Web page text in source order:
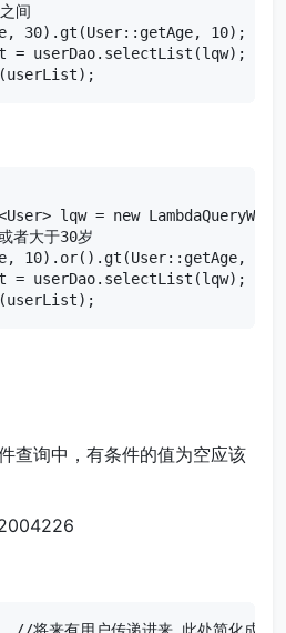
间
30).gt(User::getAge, 10);
= userDao.selectList(lqw);
lqw = new
者大于30岁
10).or().gt(User::getAge,
= userDao.selectList(lqw);
查询中，有条件的值为空应该
将来有用户传递进来,此处简化成直